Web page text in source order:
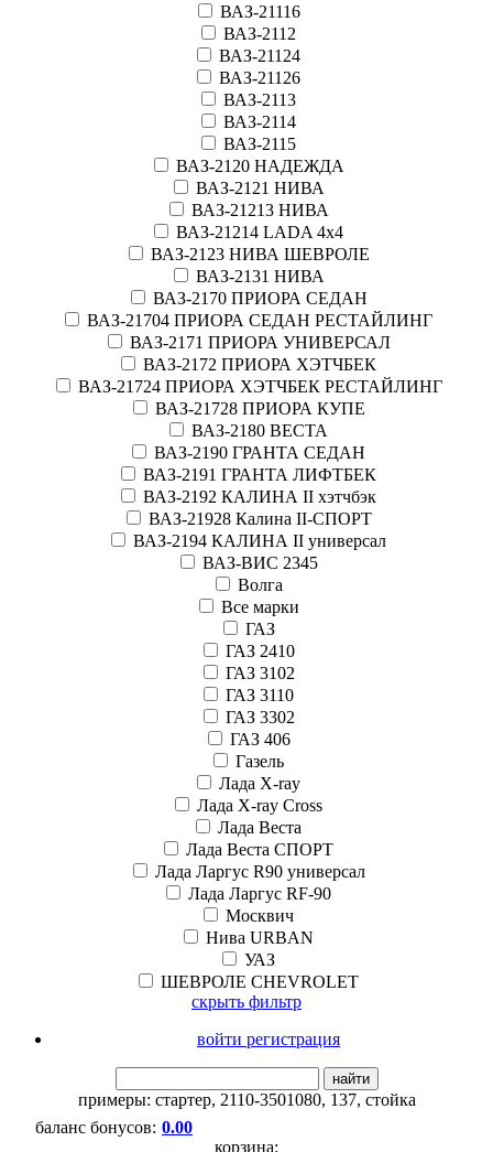
ВАЗ-21116
ВАЗ-2112
ВАЗ-21124
ВАЗ-21126
ВАЗ-2113
ВАЗ-2114
ВАЗ-2115
ВАЗ-2120 НАДЕЖДА
ВАЗ-2121 НИВА
ВАЗ-21213 НИВА
ВАЗ-21214 LADA 4х4
ВАЗ-2123 НИВА ШЕВРОЛЕ
ВАЗ-2131 НИВА
ВАЗ-2170 ПРИОРА СЕДАН
ВАЗ-21704 ПРИОРА СЕДАН РЕСТАЙЛИНГ
ВАЗ-2171 ПРИОРА УНИВЕРСАЛ
ВАЗ-2172 ПРИОРА ХЭТЧБЕК
ВАЗ-21724 ПРИОРА ХЭТЧБЕК РЕСТАЙЛИНГ
ВАЗ-21728 ПРИОРА КУПЕ
ВАЗ-2180 ВЕСТА
ВАЗ-2190 ГРАНТА СЕДАН
ВАЗ-2191 ГРАНТА ЛИФТБЕК
ВАЗ-2192 КАЛИНА II хэтчбэк
ВАЗ-21928 Калина II-СПОРТ
ВАЗ-2194 КАЛИНА II универсал
ВАЗ-ВИС 2345
Волга
Все марки
ГАЗ
ГАЗ 2410
ГАЗ 3102
ГАЗ 3110
ГАЗ 3302
ГАЗ 406
Газель
Лада X-ray
Лада X-ray Cross
Лада Веста
Лада Веста СПОРТ
Лада Ларгус R90 универсал
Лада Ларгус RF-90
Москвич
Нива URBAN
УАЗ
ШЕВРОЛЕ CHEVROLET
скрыть фильтр
войти регистрация
найти
примеры: стартер, 2110-3501080, 137, стойка
баланс бонусов: 0.00
корзина: